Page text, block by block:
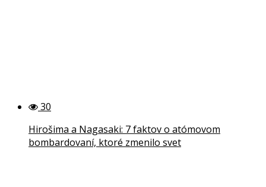
30
Hirošima a Nagasaki: 7 faktov o atómovom
bombardovaní, ktoré zmenilo svet